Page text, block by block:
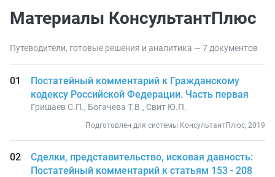
Материалы КонсультантПлюс
Путеводители, готовые решения и аналитика — 7 документов
Постатейный комментарий к Гражданскому
кодексу Российской Федерации. Часть первая
Гришаев С.П., Богачева Т.В., Свит Ю.П.
Подготовлен для системы КонсультантПлюс, 2019
Сделки, представительство, исковая давность:
Постатейный комментарий к статьям 153 - 208